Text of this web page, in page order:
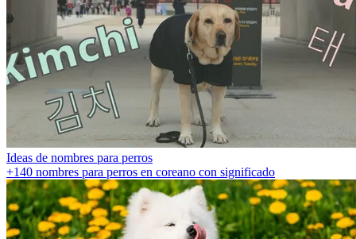
Ideas de nombres para perros
+140 nombres para perros en coreano con significado